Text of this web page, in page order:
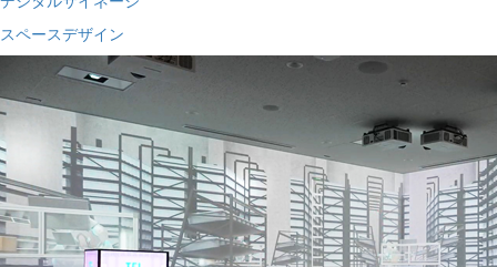
スペースデザイン